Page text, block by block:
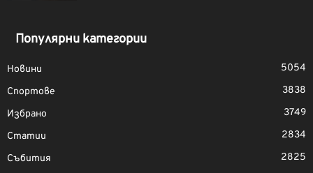
Популярни категории
Новини
5054
Спортове
3838
Избрано
3749
Статии
2834
Събития
2825